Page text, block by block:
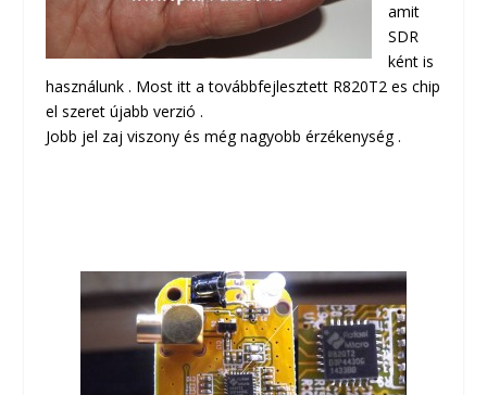
amit
SDR
ként is
használunk . Most itt a továbbfejlesztett R820T2 es chip
el szeret újabb verzió .
Jobb jel zaj viszony és még nagyobb érzékenység .